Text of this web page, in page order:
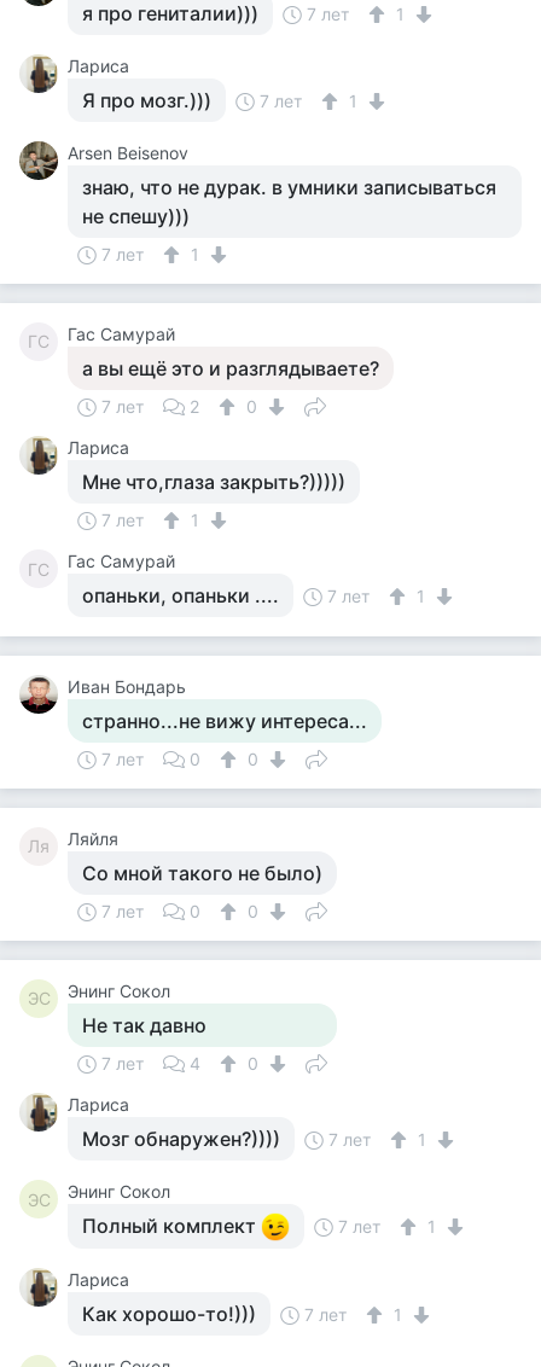
я про гениталии))) 7 лет 1
Лариса
Я про мозг.))) 7 лет 1
Arsen Beisenov
знаю, что не дурак. в умники записываться
не спешу)))
7 лет 1
ГС Гас Самурай
а вы ещё это и разглядываете?
7 лет 2
0
Лариса
Мне что,глаза закрыть?)))))
7 лет 1
ГС Гас Самурай
опаньки, опаньки .... 7 лет 1
Иван Бондарь
странно...не вижу интереса...
7 лет 0 0
Ля Ляйля
Со мной такого не было)
7 лет 0 0
ЭС Энинг Сокол
Не так давно
7 лет 4
0
Лариса
Мозг обнаружен?)))) 7 лет 1
ЭС Энинг Сокол
Полный комплект 7 лет 1
Лариса
Как хорошо-то!))) 7 лет 1